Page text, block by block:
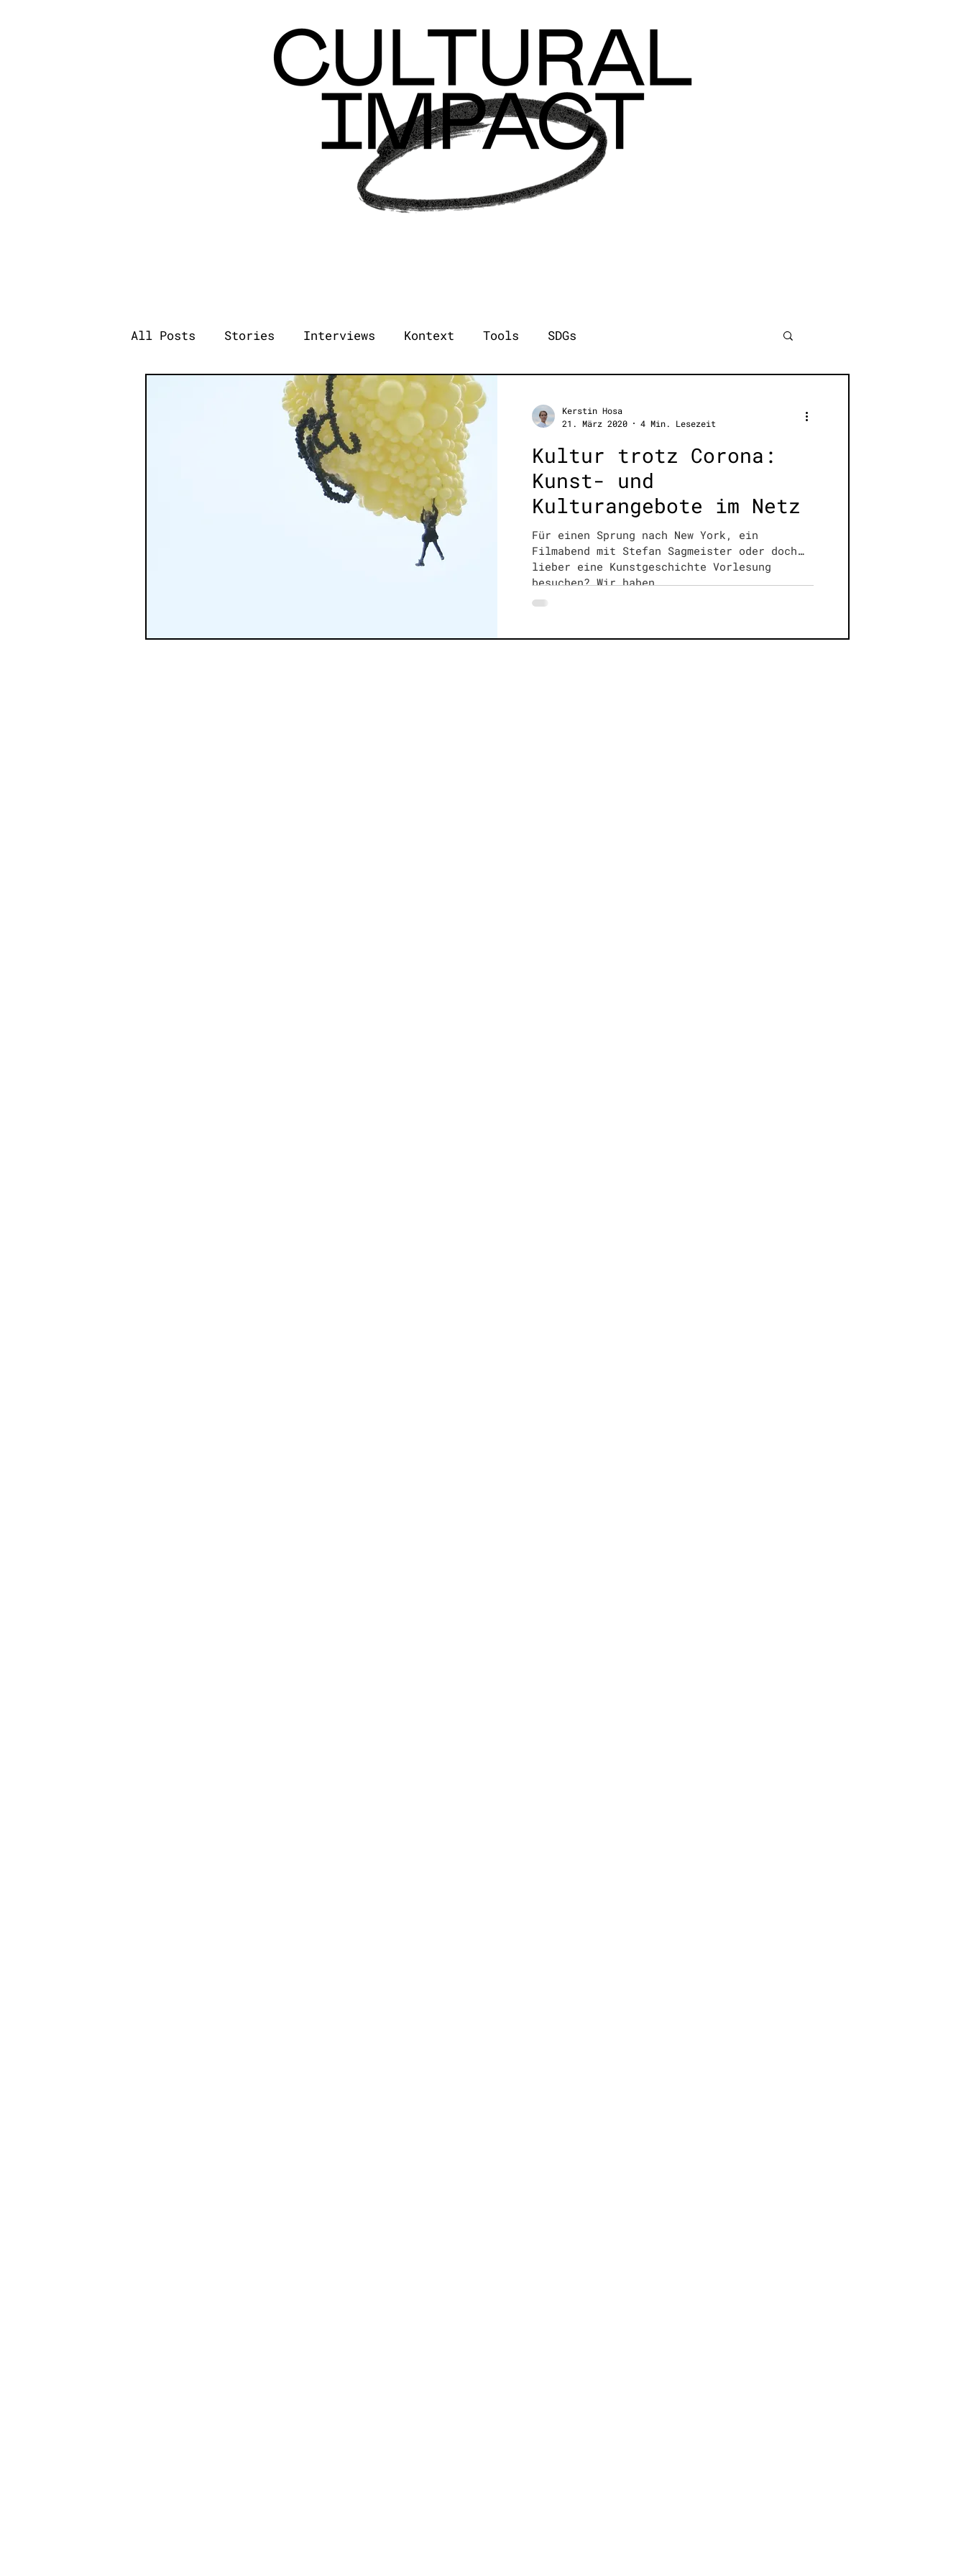
All Posts Stories Interviews Kontext Tools SDGs
Kerstin Hosa
21. März 2020
4 Min. Lesezeit
Kultur trotz Corona:
Kunst- und
Kulturangebote im Netz
Für einen Sprung nach New York, ein
Filmabend mit Stefan Sagmeister oder doch
lieber eine Kunstgeschichte Vorlesung
besuchen? Wir haben...